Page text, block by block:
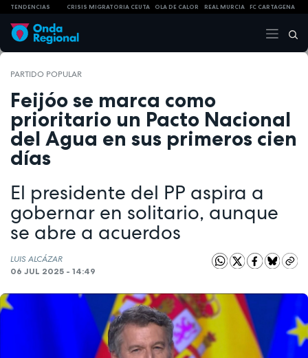
TENDENCIAS CRISIS MIGRATORIA CEUTA OLA DE CALOR REAL MURCIA FC CARTAGENA
PARTIDO POPULAR
Feijóo se marca como
prioritario un Pacto Nacional
del Agua en sus primeros cien
días
El presidente del PP aspira a
gobernar en solitario, aunque
se abre a acuerdos
LUIS ALCÁZAR
06 JUL 2025 - 14:49